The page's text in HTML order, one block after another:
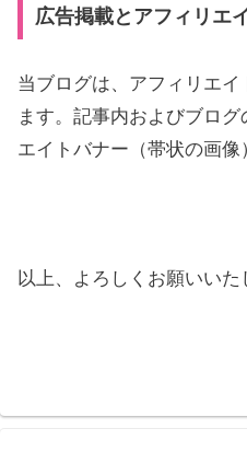
広告掲載とアフィリエ
当ブログは、アフィリエ
ます。記事内およびブロ
エイトバナー（帯状の画像
以上、よろしくお願いいた